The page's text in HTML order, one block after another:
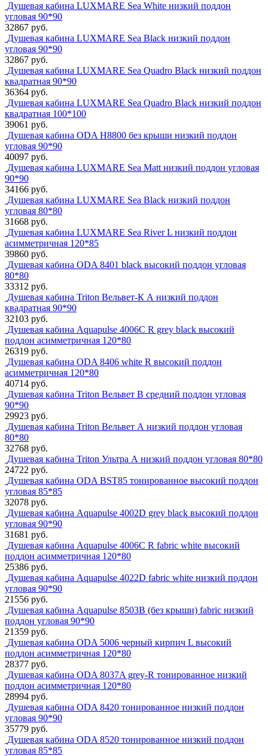
Душевая кабина LUXMARE Sea White низкий поддон
угловая 90*90
32867 руб.
Душевая кабина LUXMARE Sea Black низкий поддон
угловая 90*90
32867 руб.
Душевая кабина LUXMARE Sea Quadro Black низкий поддон
квадратная 90*90
36364 руб.
Душевая кабина LUXMARE Sea Quadro Black низкий поддон
квадратная 100*100
39061 руб.
Душевая кабина ODA Н8800 без крыши низкий поддон
угловая 90*90
40097 руб.
Душевая кабина LUXMARE Sea Matt низкий поддон угловая
90*90
34166 руб.
Душевая кабина LUXMARE Sea Black низкий поддон
угловая 80*80
31668 руб.
Душевая кабина LUXMARE Sea River L низкий поддон
асимметричная 120*85
39860 руб.
Душевая кабина ODA 8401 black высокий поддон угловая
80*80
33312 руб.
Душевая кабина Triton Вельвет-К А низкий поддон
квадратная 90*90
32103 руб.
Душевая кабина Aquapulse 4006С R grey black высокий
поддон асимметричная 120*80
26319 руб.
Душевая кабина ODA 8406 white R высокий поддон
асимметричная 120*80
40714 руб.
Душевая кабина Triton Вельвет B средний поддон угловая
90*90
29923 руб.
Душевая кабина Triton Вельвет А низкий поддон угловая
80*80
32768 руб.
Душевая кабина Triton Ультра А низкий поддон угловая 80*80
24722 руб.
Душевая кабина ODA BST85 тонированное высокий поддон
угловая 85*85
32078 руб.
Душевая кабина Aquapulse 4002D grey black высокий поддон
угловая 90*90
31681 руб.
Душевая кабина Aquapulse 4006С R fabric white высокий
поддон асимметричная 120*80
25386 руб.
Душевая кабина Aquapulse 4022D fabric white низкий поддон
угловая 90*90
21556 руб.
Душевая кабина Aquapulse 8503B (без крыши) fabric низкий
поддон угловая 90*90
21359 руб.
Душевая кабина ODA 5006 черный кирпич L высокий
поддон асимметричная 120*80
28377 руб.
Душевая кабина ODA 8037A grey-R тонированное низкий
поддон асимметричная 120*80
28994 руб.
Душевая кабина ODA 8420 тонированное низкий поддон
угловая 90*90
35779 руб.
Душевая кабина ODA 8520 тонированное низкий поддон
угловая 85*85